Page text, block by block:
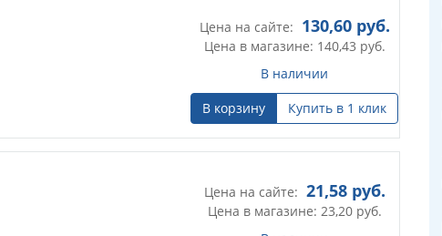
Цена на сайте: 130,60руб.
Цена в магазине: 140,43 руб.
В наличии
В корзину
Купить в 1 клик
Цена на сайте: 21,58руб.
Цена в магазине: 23,20руб.